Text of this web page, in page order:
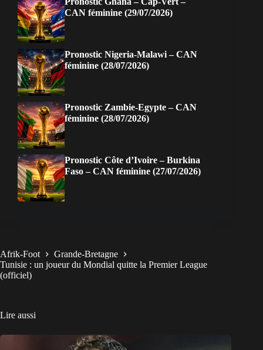
CAN féminine (29/07/2026)
Pronostic Nigeria-Malawi – CAN
féminine (28/07/2026)
Pronostic Zambie-Egypte – CAN
féminine (28/07/2026)
Pronostic Côte d’Ivoire – Burkina
Faso – CAN féminine (27/07/2026)
Afrik-Foot
Grande-Bretagne
Tunisie : un joueur du Mondial quitte la Premier League
(officiel)
Lire aussi